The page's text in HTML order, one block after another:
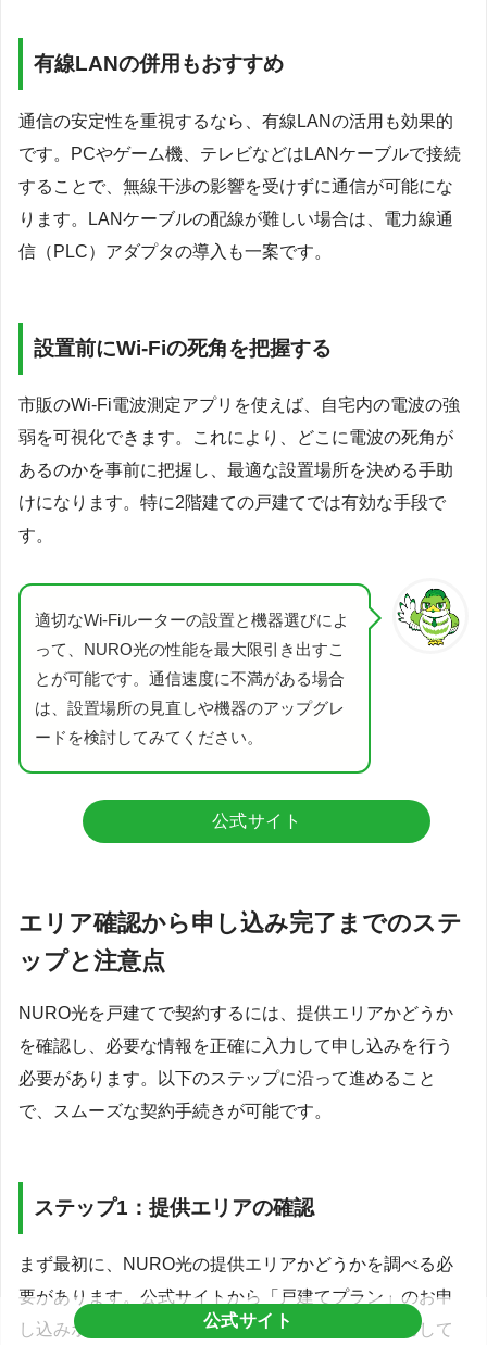
有線LANの併用もおすすめ
通信の安定性を重視するなら、有線LANの活用も効果的
です。PCやゲーム機、テレビなどはLANケーブルで接続
することで、無線干渉の影響を受けずに通信が可能にな
ります。LANケーブルの配線が難しい場合は、電力線通
信（PLC）アダプタの導入も一案です。
設置前にWi-Fiの死角を把握する
市販のWi-Fi電波測定アプリを使えば、自宅内の電波の強
弱を可視化できます。これにより、どこに電波の死角が
あるのかを事前に把握し、最適な設置場所を決める手助
けになります。特に2階建ての戸建てでは有効な手段で
す。
適切なWi-Fiルーターの設置と機器選びによ
って、NURO光の性能を最大限引き出すこ
とが可能です。通信速度に不満がある場合
は、設置場所の見直しや機器のアップグレ
ードを検討してみてください。
公式サイト
エリア確認から申し込み完了までのステ
ップと注意点
NURO光を戸建てで契約するには、提供エリアかどうか
を確認し、必要な情報を正確に入力して申し込みを行う
必要があります。以下のステップに沿って進めること
で、スムーズな契約手続きが可能です。
ステップ1：提供エリアの確認
まず最初に、NURO光の提供エリアかどうかを調べる必
要があります。公式サイトから「戸建てプラン」のお申
し込みボタンをクリックし、郵便番号と住所を入力して
公式サイト